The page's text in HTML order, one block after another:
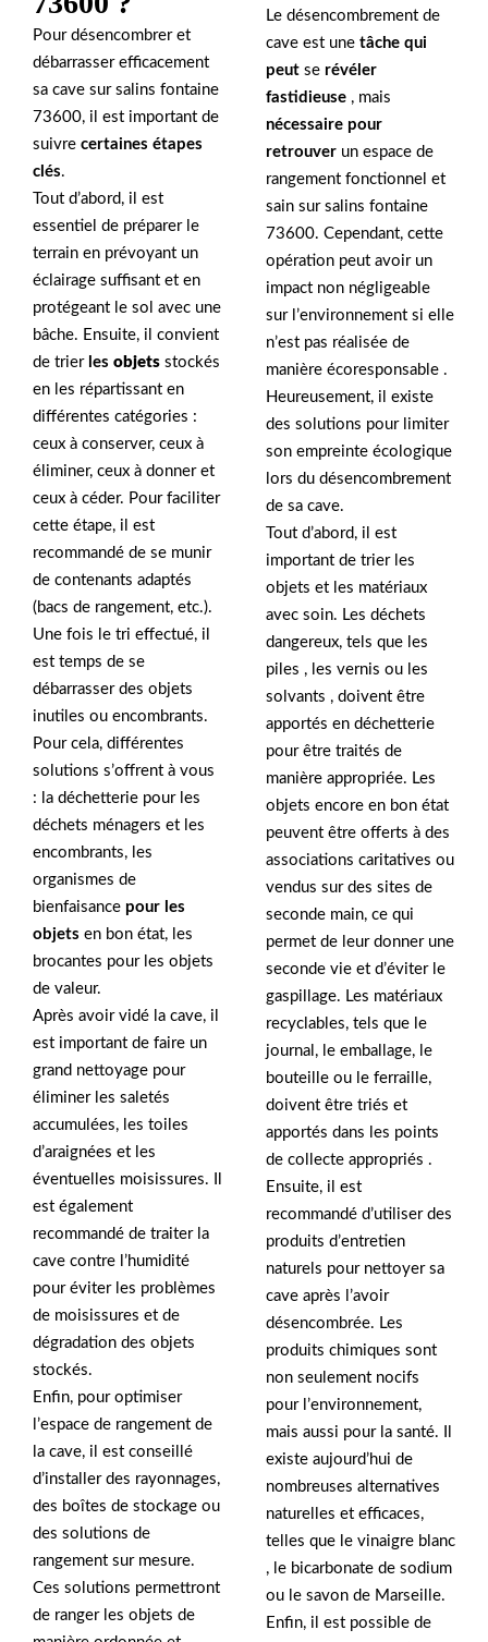
Pour désencombrer et
débarrasser efficacement
sa cave sur salins fontaine
73600, il est important de
suivre certaines étapes
clés.
Tout d’abord, il est
essentiel de préparer le
terrain en prévoyant un
éclairage suffisant et en
protégeant le sol avec une
bâche. Ensuite, il convient
de trier les objets stockés
en les répartissant en
différentes catégories :
ceux à conserver, ceux à
éliminer, ceux à donner et
ceux à céder. Pour faciliter
cette étape, il est
recommandé de se munir
de contenants adaptés
(bacs de rangement, etc.).
Une fois le tri effectué, il
est temps de se
débarrasser des objets
inutiles ou encombrants.
Pour cela, différentes
solutions s’offrent à vous
: la déchetterie pour les
déchets ménagers et les
encombrants, les
organismes de
bienfaisance pour les
objets en bon état, les
brocantes pour les objets
de valeur.
Après avoir vidé la cave, il
est important de faire un
grand nettoyage pour
éliminer les saletés
accumulées, les toiles
d’araignées et les
éventuelles moisissures. Il
est également
recommandé de traiter la
cave contre l’humidité
pour éviter les problèmes
de moisissures et de
dégradation des objets
stockés.
Enfin, pour optimiser
l’espace de rangement de
la cave, il est conseillé
d’installer des rayonnages,
des boîtes de stockage ou
des solutions de
rangement sur mesure.
Ces solutions permettront
de ranger les objets de
Le désencombrement de
cave est une tâche qui
peut se révéler
fastidieuse , mais
nécessaire pour
retrouver un espace de
rangement fonctionnel et
sain sur salins fontaine
73600. Cependant, cette
opération peut avoir un
impact non négligeable
sur l’environnement si elle
n’est pas réalisée de
manière écoresponsable .
Heureusement, il existe
des solutions pour limiter
son empreinte écologique
lors du désencombrement
de sa cave.
Tout d’abord, il est
important de trier les
objets et les matériaux
avec soin. Les déchets
dangereux, tels que les
piles , les vernis ou les
solvants , doivent être
apportés en déchetterie
pour être traités de
manière appropriée. Les
objets encore en bon état
peuvent être offerts à des
associations caritatives ou
vendus sur des sites de
seconde main, ce qui
permet de leur donner une
seconde vie et d’éviter le
gaspillage. Les matériaux
recyclables, tels que le
journal, le emballage, le
bouteille ou le ferraille,
doivent être triés et
apportés dans les points
de collecte appropriés .
Ensuite, il est
recommandé d’utiliser des
produits d’entretien
naturels pour nettoyer sa
cave après l’avoir
désencombrée. Les
produits chimiques sont
non seulement nocifs
pour l’environnement,
mais aussi pour la santé. Il
existe aujourd’hui de
nombreuses alternatives
naturelles et efficaces,
telles que le vinaigre blanc
, le bicarbonate de sodium
ou le savon de Marseille.
Enfin, il est possible de